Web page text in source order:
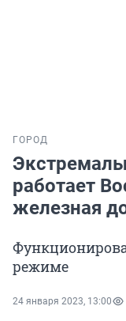
ГОРОД
работает
железная
режиме
24 января 2023, 13:00